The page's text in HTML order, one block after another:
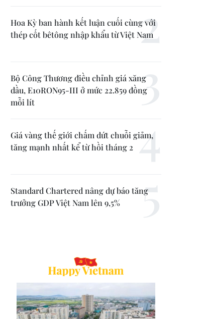
Hoa Kỳ ban hành kết luận cuối cùng với
thép cốt bêtông nhập khẩu từ Việt Nam
Bộ Công Thương điều chỉnh giá xăng
dầu, E10RON95-III ở mức 22.859 đồng
mỗi lít
Giá vàng thế giới chấm dứt chuỗi giảm,
tăng mạnh nhất kể từ hồi tháng 2
Standard Chartered nâng dự báo tăng
trưởng GDP Việt Nam lên 9,5%